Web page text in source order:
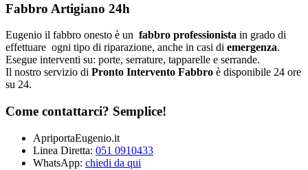
Fabbro Artigiano 24h
Eugenio il fabbro onesto è un fabbro professionista in grado di
effettuare ogni tipo di riparazione, anche in casi di emergenza.
Esegue interventi su: porte, serrature, tapparelle e serrande.
Il nostro servizio di Pronto Intervento Fabbro è disponibile 24 ore
su 24.
Come contattarci? Semplice!
ApriportaEugenio.it
Linea Diretta: 051 0910433
WhatsApp: chiedi da qui